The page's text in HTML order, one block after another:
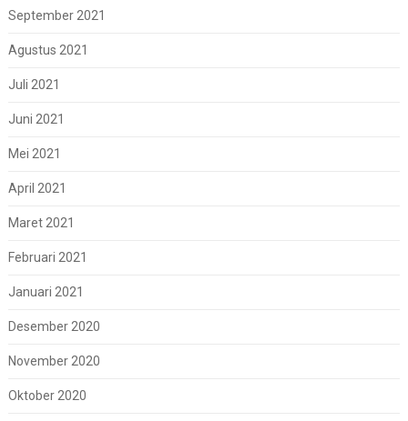
September 2021
Agustus 2021
Juli 2021
Juni 2021
Mei 2021
April 2021
Maret 2021
Februari 2021
Januari 2021
Desember 2020
November 2020
Oktober 2020